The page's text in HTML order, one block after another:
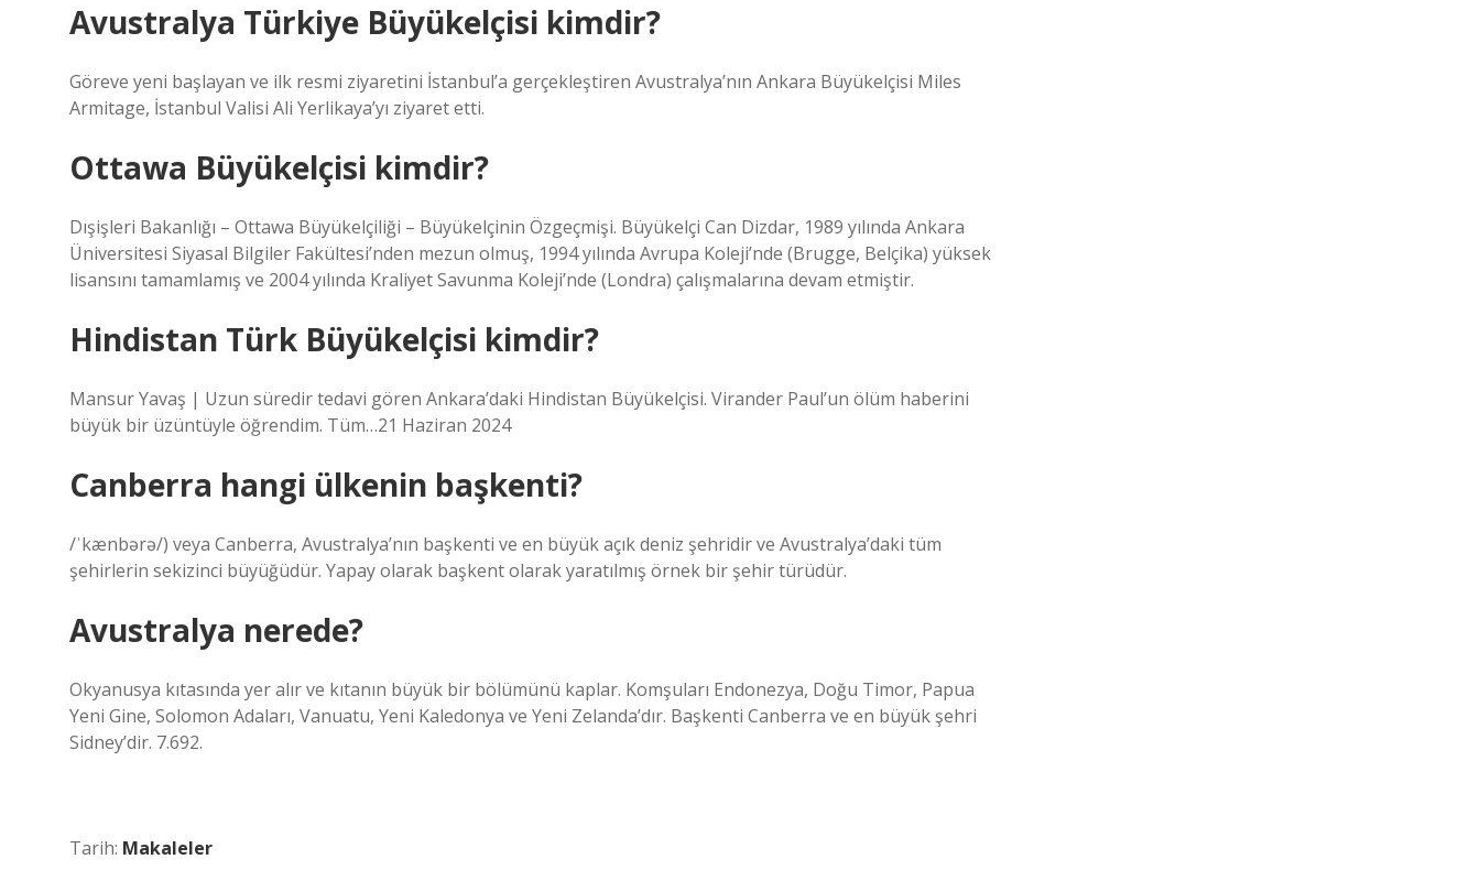
Avustralya Türkiye Büyükelçisi kimdir?
Göreve yeni başlayan ve ilk resmi ziyaretini İstanbul’a gerçekleştiren Avustralya’nın Ankara Büyükelçisi Miles
Armitage, İstanbul Valisi Ali Yerlikaya’yı ziyaret etti.
Ottawa Büyükelçisi kimdir?
Dışişleri Bakanlığı – Ottawa Büyükelçiliği – Büyükelçinin Özgeçmişi. Büyükelçi Can Dizdar, 1989 yılında Ankara
Üniversitesi Siyasal Bilgiler Fakültesi’nden mezun olmuş, 1994 yılında Avrupa Koleji’nde (Brugge, Belçika) yüksek
lisansını tamamlamış ve 2004 yılında Kraliyet Savunma Koleji’nde (Londra) çalışmalarına devam etmiştir.
Hindistan Türk Büyükelçisi kimdir?
Mansur Yavaş | Uzun süredir tedavi gören Ankara’daki Hindistan Büyükelçisi. Virander Paul’un ölüm haberini
büyük bir üzüntüyle öğrendim. Tüm…21 Haziran 2024
Canberra hangi ülkenin başkenti?
/ˈkænbərə/) veya Canberra, Avustralya’nın başkenti ve en büyük açık deniz şehridir ve Avustralya’daki tüm
şehirlerin sekizinci büyüğüdür. Yapay olarak başkent olarak yaratılmış örnek bir şehir türüdür.
Avustralya nerede?
Okyanusya kıtasında yer alır ve kıtanın büyük bir bölümünü kaplar. Komşuları Endonezya, Doğu Timor, Papua
Yeni Gine, Solomon Adaları, Vanuatu, Yeni Kaledonya ve Yeni Zelanda’dır. Başkenti Canberra ve en büyük şehri
Sidney’dir. 7.692.
Tarih: Makaleler